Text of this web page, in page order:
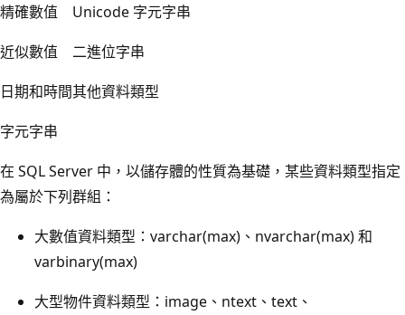
精確數值
Unicode 字元字串
近似數值
二進位字串
日期和時間其他資料類型
字元字串
在 SQL Server 中，以儲存體的性質為基礎，某些資料類型指定
為屬於下列群組：
大數值資料類型：varchar(max)、nvarchar(max) 和
varbinary(max)
大型物件資料類型：image、ntext、text、